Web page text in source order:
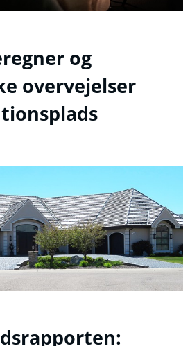
og
overvejelser